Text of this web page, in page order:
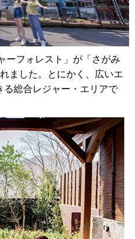
ーフォレスト」が「さがみ
ました。とにかく、広いエ
る総合レジャー・エリアで